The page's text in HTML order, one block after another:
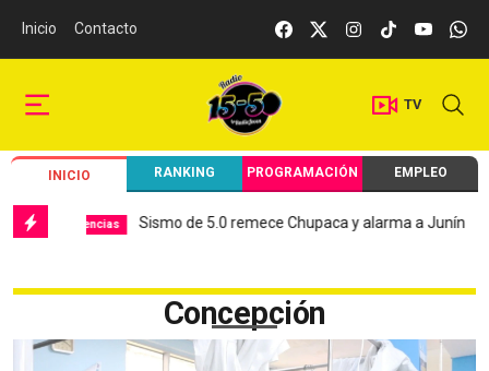
Inicio Contacto
TV
INICIO RANKING PROGRAMACIÓN EMPLEO
Sismo de 5.0 remece Chupaca y alarma a Junín Local
Concepción